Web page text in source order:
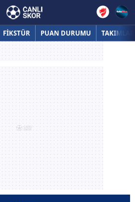
FİKSTÜR PUAN DURUMU TAKIMLAR